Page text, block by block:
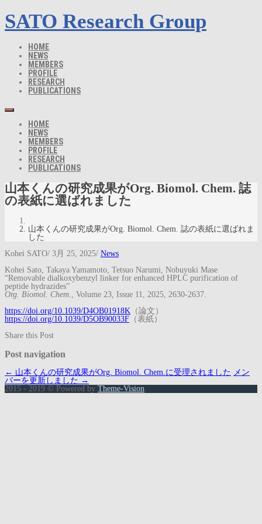
SATO Research Group
HOME
NEWS
MEMBERS
PROFILE
RESEARCH
PUBLICATIONS
HOME
NEWS
MEMBERS
PROFILE
RESEARCH
PUBLICATIONS
山本くんの研究成果がOrg. Biomol. Chem. 誌
の表紙に選ばれました
山本くんの研究成果がOrg. Biomol. Chem. 誌の表紙に選ばれま
した
Kohei SATO/ 3月 25, 2025/ News
Kohei Sato, Takaya Yamamoto, Tetsuo Narumi, Nobuyuki Mase
“Removable dialkoxybenzyl linker for enhanced HPLC purification of
peptide hydrazides”
Org. Biomol. Chem. , Volume 23, Issue 11, 2025, 2630-2637.
https://doi.org/10.1039/D4OB01918K （論文）
https://doi.org/10.1039/D5OB90033F （表紙）
Share this Post
Post navigation
← 山本くんの研究成果がOrg. Biomol. Chem.に受理されました メン
バーを更新しました →
2015 - 2019 © Powered by Theme-Vision.